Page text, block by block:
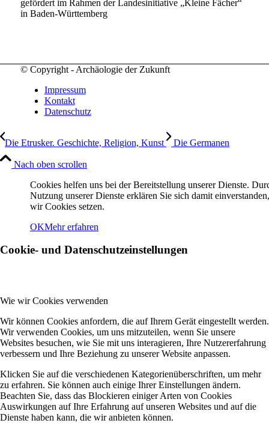
gefördert im Rahmen der Landesinitiative „Kleine Fächer“
in Baden-Württemberg
© Copyright - Archäologie der Zukunft
Impressum
Kontakt
Datenschutz
Die Etrusker. Geschichte, Religion, Kunst Die Germanen
Nach oben scrollen
Cookies helfen uns bei der Bereitstellung unserer Dienste.
Nutzung unserer Dienste erklären Sie sich damit
wir Cookies setzen.
OKMehr erfahren
Cookie- und Datenschutzeinstellungen
Wie wir Cookies verwenden
Wir können Cookies anfordern, die auf Ihrem Gerät eingestellt werden.
Wir verwenden Cookies, um uns mitzuteilen, wenn Sie unsere
Websites besuchen, wie Sie mit uns interagieren, Ihre Nutzererfahrung
verbessern und Ihre Beziehung zu unserer Website anpassen.
Klicken Sie auf die verschiedenen Kategorienüberschriften, um mehr
zu erfahren. Sie können auch einige Ihrer Einstellungen ändern.
Beachten Sie, dass das Blockieren einiger Arten von Cookies
Auswirkungen auf Ihre Erfahrung auf unseren Websites und auf die
Dienste haben kann, die wir anbieten können.